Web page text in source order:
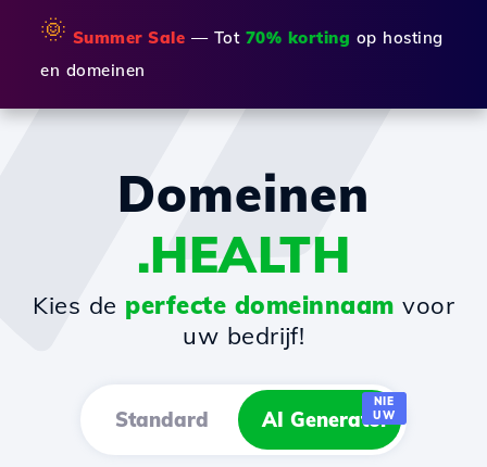
🌞 Summer Sale — Tot 70% korting op hosting
en domeinen
Domeinen
.HEALTH
Kies de perfecte domeinnaam voor
uw bedrijf!
Standard AI Generator
NIE
UW